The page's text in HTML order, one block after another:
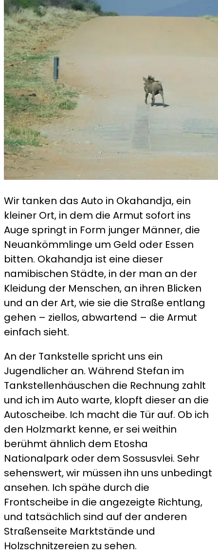
Wir tanken das Auto in Okahandja, ein
kleiner Ort, in dem die Armut sofort ins
Auge springt in Form junger Männer, die
Neuankömmlinge um Geld oder Essen
bitten. Okahandja ist eine dieser
namibischen Städte, in der man an der
Kleidung der Menschen, an ihren Blicken
und an der Art, wie sie die Straße entlang
gehen – ziellos, abwartend – die Armut
einfach sieht.
An der Tankstelle spricht uns ein
Jugendlicher an. Während Stefan im
Tankstellenhäuschen die Rechnung zahlt
und ich im Auto warte, klopft dieser an die
Autoscheibe. Ich macht die Tür auf. Ob ich
den Holzmarkt kenne, er sei weithin
berühmt ähnlich dem Etosha
Nationalpark oder dem Sossusvlei. Sehr
sehenswert, wir müssen ihn uns unbedingt
ansehen. Ich spähe durch die
Frontscheibe in die angezeigte Richtung,
und tatsächlich sind auf der anderen
Straßenseite Marktstände und
Holzschnitzereien zu sehen.